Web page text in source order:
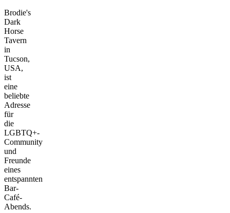
Brodie's
Dark
Horse
Tavern
in
Tucson,
USA,
ist
eine
beliebte
Adresse
für
die
LGBTQ+-
Community
und
Freunde
eines
entspannten
Bar-
Café-
Abends.